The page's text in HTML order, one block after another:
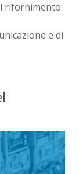
rifornimento
e di